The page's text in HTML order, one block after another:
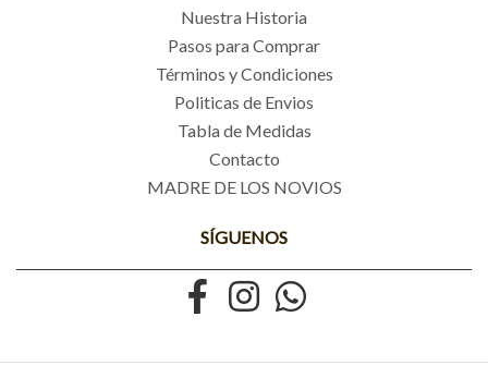
Nuestra Historia
Pasos para Comprar
Términos y Condiciones
Politicas de Envios
Tabla de Medidas
Contacto
MADRE DE LOS NOVIOS
SÍGUENOS